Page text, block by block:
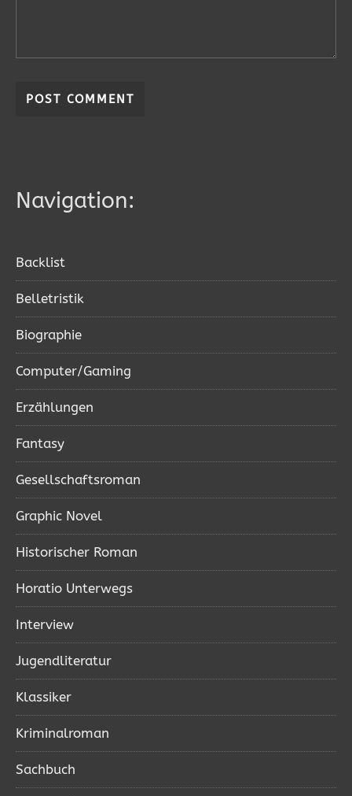
Navigation:
Backlist
Belletristik
Biographie
Computer/Gaming
Erzählungen
Fantasy
Gesellschaftsroman
Graphic Novel
Historischer Roman
Horatio Unterwegs
Interview
Jugendliteratur
Klassiker
Kriminalroman
Sachbuch